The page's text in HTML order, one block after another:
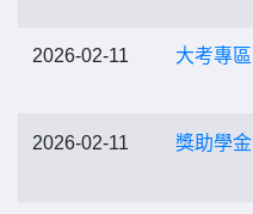
2026-02-11 大考專區
2026-02-11 獎助學金